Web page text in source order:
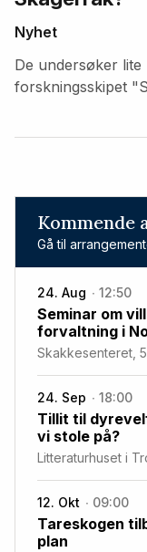
Nyhet
De undersøker
forskningsskipet
Kommende
Gå til
24. Aug 12:50
Seminar om
forvaltning i
Skakkesenteret,
24. Sep 18:00
Tillit til
vi stole på?
Litteraturhuset i
12. Okt 09:00
Tareskogen
plan